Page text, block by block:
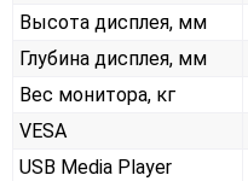
Высота дисплея, мм
Глубина дисплея, мм
Вес монитора, кг
VESA
USB Media Player